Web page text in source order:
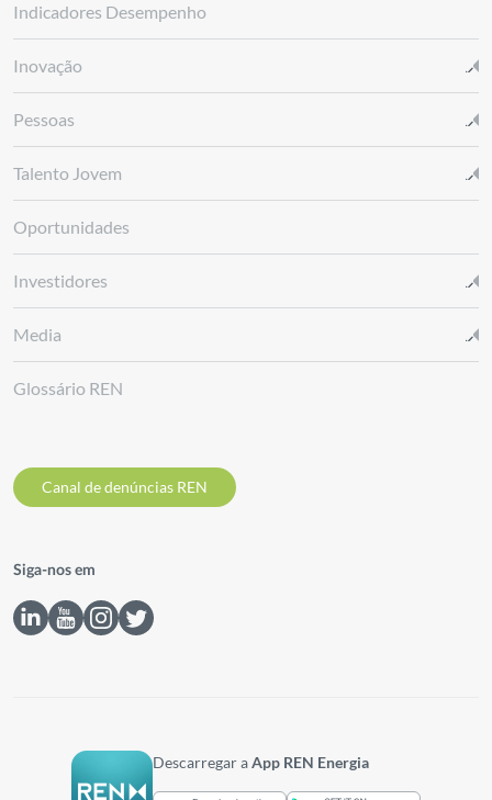
Indicadores Desempenho
Inovação
Pessoas
Talento Jovem
Oportunidades
Investidores
Media
Glossário REN
Canal de denúncias REN
Siga-nos em
Descarregar aApp REN Energia